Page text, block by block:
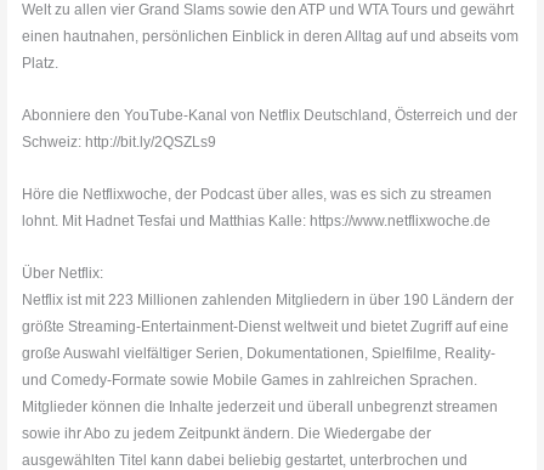
Welt zu allen vier Grand Slams sowie den ATP und WTA Tours und gewährt
einen hautnahen, persönlichen Einblick in deren Alltag auf und abseits vom
Platz.
Abonniere den YouTube-Kanal von Netflix Deutschland, Österreich und der
Schweiz: http://bit.ly/2QSZLs9
Höre die Netflixwoche, der Podcast über alles, was es sich zu streamen
lohnt. Mit Hadnet Tesfai und Matthias Kalle: https://www.netflixwoche.de
Über Netflix:
Netflix ist mit 223 Millionen zahlenden Mitgliedern in über 190 Ländern der
größte Streaming-Entertainment-Dienst weltweit und bietet Zugriff auf eine
große Auswahl vielfältiger Serien, Dokumentationen, Spielfilme, Reality-
und Comedy-Formate sowie Mobile Games in zahlreichen Sprachen.
Mitglieder können die Inhalte jederzeit und überall unbegrenzt streamen
sowie ihr Abo zu jedem Zeitpunkt ändern. Die Wiedergabe der
ausgewählten Titel kann dabei beliebig gestartet, unterbrochen und